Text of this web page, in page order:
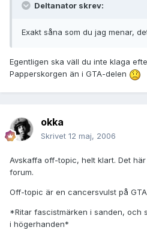
Deltanator skrev:
Exakt såna som du jag menar,
Egentligen ska väll du inte klaga
Papperskorgen än i GTA-delen
okka
Skrivet 12 maj, 2006
Avskaffa off-topic, helt klart. Det
forum.
Off-topic är en cancersvulst på
*Ritar fascistmärken i sanden, och
i högerhanden*